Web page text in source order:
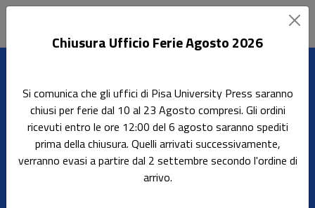
Home Le riviste CULTURA E DIRITTI
CULTURA E DIRITTI
CULTURA E DIRITTI - Per una Formazione
Giuridica Scuola Superiore dell'Avvocatura -
Chiusura Ufficio Ferie Agosto 2026
Si comunica che gli uffici di Pisa University Press saranno
chiusi per ferie dal 10 al 23 Agosto compresi. Gli ordini
ricevuti entro le ore 12:00 del 6 agosto saranno spediti
prima della chiusura. Quelli arrivati successivamente,
verranno evasi a partire dal 2 settembre secondo l'ordine di
arrivo.